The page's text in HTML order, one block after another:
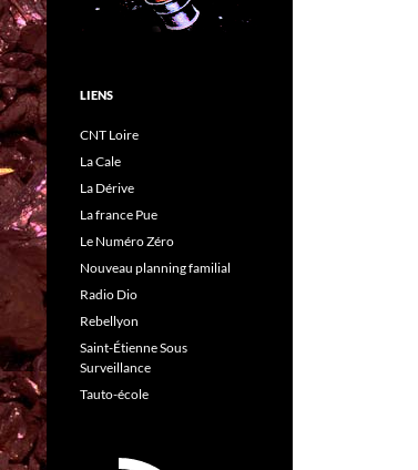
LIENS
CNT Loire
La Cale
La Dérive
La france Pue
Le Numéro Zéro
Nouveau planning familial
Radio Dio
Rebellyon
Saint-Étienne Sous
Surveillance
Tauto-école